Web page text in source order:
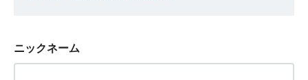
ニックネーム